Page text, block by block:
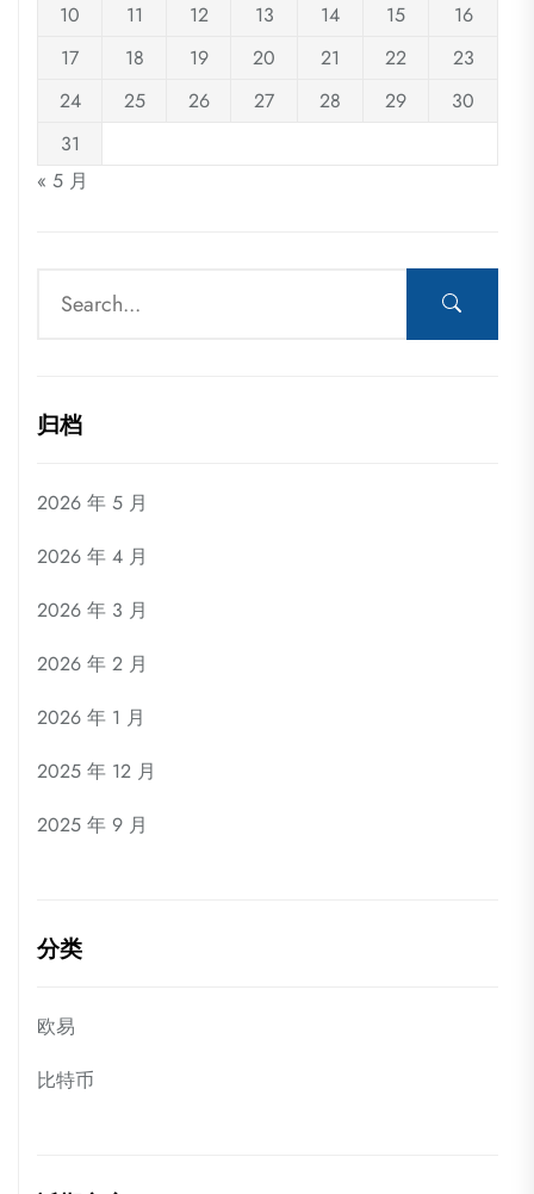
10
11 12 13 14 15
16
17
18 19 20 21 22
23
24
25 26 27 28 29
30
31
« 5 月
归档
2026 年 5 月
2026 年 4 月
2026 年 3 月
2026 年 2 月
2026 年 1 月
2025 年 12 月
2025 年 9 月
分类
欧易
比特币